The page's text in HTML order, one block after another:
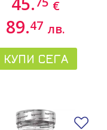
€
89.47 лв.
КУПИ СЕГА
в любими